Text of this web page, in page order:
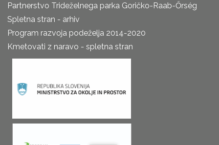
Partnerstvo Trideželnega parka Goričko-Raab-Őrség
Spletna stran - arhiv
Program razvoja podeželja 2014-2020
Kmetovati z naravo - spletna stran